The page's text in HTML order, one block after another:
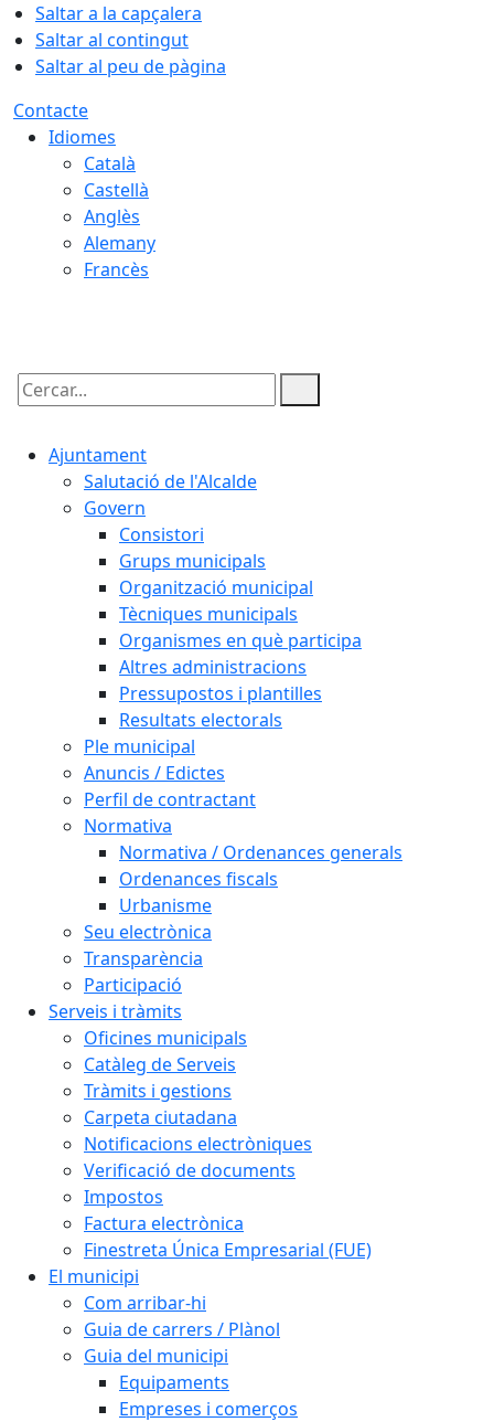
Saltar a la capçalera
Saltar al contingut
Saltar al peu de pàgina
Contacte
Idiomes
Català
Castellà
Anglès
Alemany
Francès
Cercar:
Ajuntament
Salutació de l'Alcalde
Govern
Consistori
Grups municipals
Organització municipal
Tècniques municipals
Organismes en què participa
Altres administracions
Pressupostos i plantilles
Resultats electorals
Ple municipal
Anuncis / Edictes
Perfil de contractant
Normativa
Normativa / Ordenances generals
Ordenances fiscals
Urbanisme
Seu electrònica
Transparència
Participació
Serveis i tràmits
Oficines municipals
Catàleg de Serveis
Tràmits i gestions
Carpeta ciutadana
Notificacions electròniques
Verificació de documents
Impostos
Factura electrònica
Finestreta Única Empresarial (FUE)
El municipi
Com arribar-hi
Guia de carrers / Plànol
Guia del municipi
Equipaments
Empreses i comerços